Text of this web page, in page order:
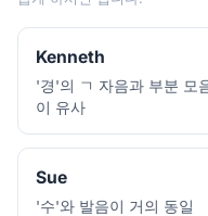
Kenneth
'경'의 ㄱ 자음과 부분 모
이 유사
Sue
'수'와 발음이 거의 동일